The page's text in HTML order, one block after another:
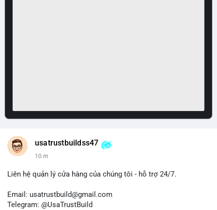
usatrustbuildss47
10 m
Liên hệ quản lý cửa hàng của chúng tôi - hỗ trợ 24/7.
Email: usatrustbuild@gmail.com
Telegram: @UsaTrustBuild